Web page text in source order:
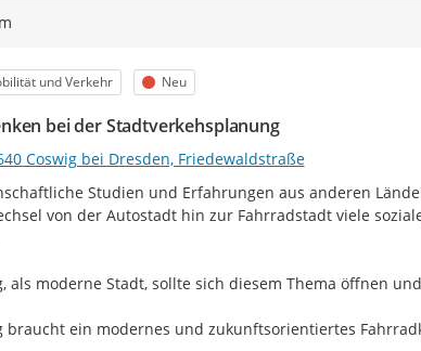
und Verkehr Status
Neu
bei der Stadtverkehsplanung
Coswig bei Dresden, Friedewaldstraße
Studien und Erfahrungen aus anderen
von der Autostadt hin zur Fahrradstadt viele
als moderne Stadt, sollte sich diesem Thema öffnen
braucht ein modernes und zukunftsorientiertes